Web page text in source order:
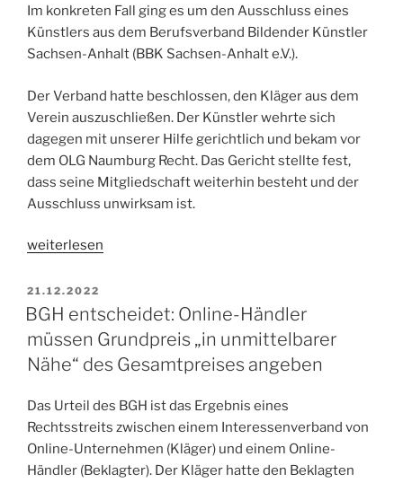
Im konkreten Fall ging es um den Ausschluss eines
Künstlers aus dem Berufsverband Bildender Künstler
Sachsen-Anhalt (BBK Sachsen-Anhalt e.V.).
Der Verband hatte beschlossen, den Kläger aus dem
Verein auszuschließen. Der Künstler wehrte sich
dagegen mit unserer Hilfe gerichtlich und bekam vor
dem OLG Naumburg Recht. Das Gericht stellte fest,
dass seine Mitgliedschaft weiterhin besteht und der
Ausschluss unwirksam ist.
„Wenn
Berufsverband
faktisch
Monopol
ist“
weiterlesen
VERÖFFENTLICHT
AM
21.12.2022
BGH entscheidet: Online-Händler
müssen Grundpreis „in unmittelbarer
Nähe“ des Gesamtpreises angeben
Das Urteil des BGH ist das Ergebnis eines
Rechtsstreits zwischen einem Interessenverband von
Online-Unternehmen (Kläger) und einem Online-
Händler (Beklagter). Der Kläger hatte den Beklagten